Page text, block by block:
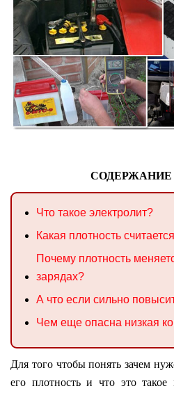
СОДЕРЖАНИЕ
Что такое электролит?
Какая плотность
Почему плотность
зарядах?
А что если сильно
Чем еще опасна низкая
Для того чтобы понять зачем
его плотность и что это